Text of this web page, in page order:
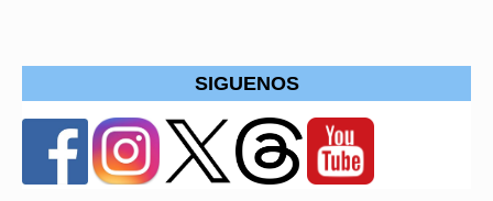
SIGUENOS